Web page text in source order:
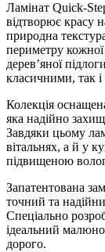
Ламінат Quick-
відтворює красу
природна
периметру
дерев’яної
класичними, так і
Колекція
яка надійно
Завдяки цьому
вітальнях, а й у
підвищеною
Запатентована
точний та
Спеціально
ідеальний
дорого.